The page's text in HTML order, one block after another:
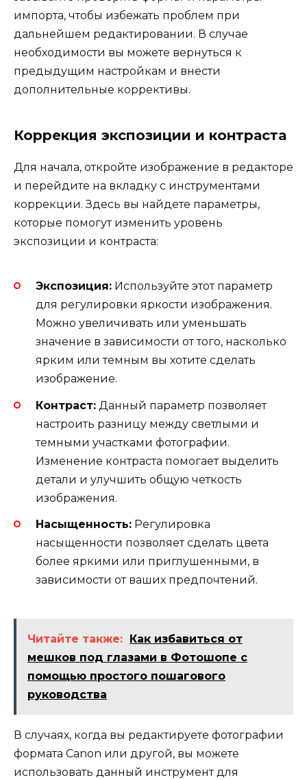
импорта, чтобы избежать проблем при
дальнейшем редактировании. В случае
необходимости вы можете вернуться к
предыдущим настройкам и внести
дополнительные коррективы.
Коррекция экспозиции и контраста
Для начала, откройте изображение в редакторе
и перейдите на вкладку с инструментами
коррекции. Здесь вы найдете параметры,
которые помогут изменить уровень
экспозиции и контраста:
Экспозиция: Используйте этот параметр
для регулировки яркости изображения.
Можно увеличивать или уменьшать
значение в зависимости от того, насколько
ярким или темным вы хотите сделать
изображение.
Контраст: Данный параметр позволяет
настроить разницу между светлыми и
темными участками фотографии.
Изменение контраста помогает выделить
детали и улучшить общую четкость
изображения.
Насыщенность: Регулировка
насыщенности позволяет сделать цвета
более яркими или приглушенными, в
зависимости от ваших предпочтений.
Читайте также: Как избавиться от
мешков под глазами в Фотошопе с
помощью простого пошагового
руководства
В случаях, когда вы редактируете фотографии
формата Canon или другой, вы можете
использовать данный инструмент для